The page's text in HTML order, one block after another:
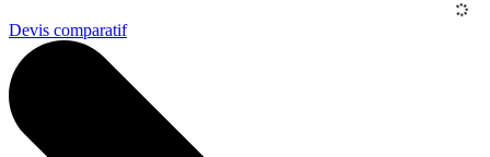
Devis comparatif